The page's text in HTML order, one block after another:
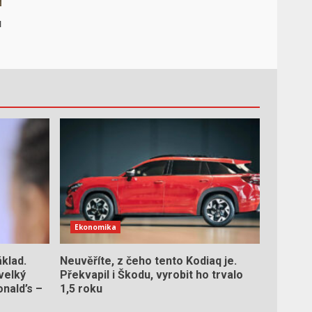
–
Ekonomika
Neuvěříte, z čeho tento Kodiaq je.
Překvapil i Škodu, vyrobit ho trvalo
1,5 roku